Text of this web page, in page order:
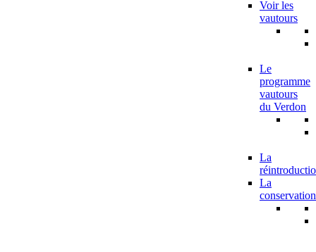
Voir les
vautours
Le
programme
vautours
du Verdon
La
La
conservation